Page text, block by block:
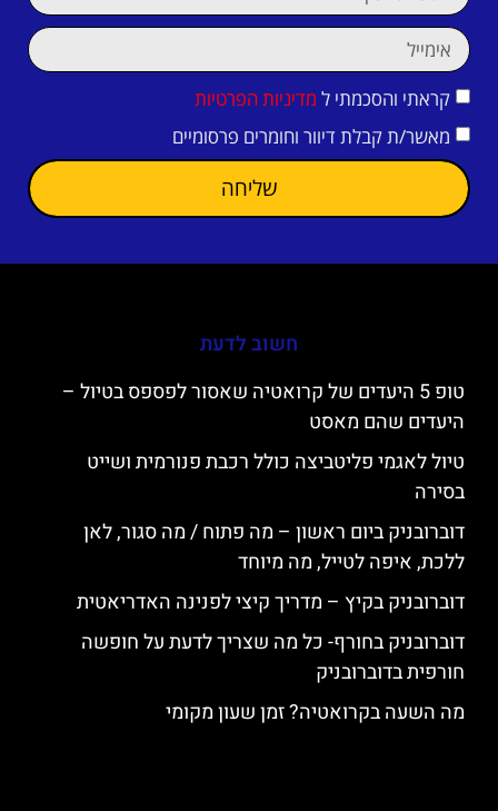
קראתי והסכמתי ל מדיניות הפרטיות
מאשר/ת קבלת דיוור וחומרים פרסומיים
שליחה
חשוב לדעת
טופ 5 היעדים של קרואטיה שאסור לפספס בטיול –
היעדים שהם מאסט
טיול לאגמי פליטביצה כולל רכבת פנורמית ושייט
בסירה
דוברובניק ביום ראשון – מה פתוח / מה סגור, לאן
ללכת, איפה לטייל, מה מיוחד
דוברובניק בקיץ – מדריך קיצי לפנינה האדריאטית
דוברובניק בחורף- כל מה שצריך לדעת על חופשה
חורפית בדוברובניק
מה השעה בקרואטיה? זמן שעון מקומי